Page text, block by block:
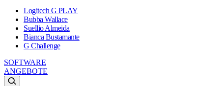
Logitech G PLAY
Bubba Wallace
Suellio Almeida
Bianca Bustamante
G Challenge
SOFTWARE
ANGEBOTE